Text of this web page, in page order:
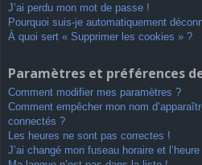
J’ai perdu mon mot de passe !
Pourquoi suis-je automatiquement
À quoi sert « Supprimer les cookies » ?
Paramètres et préférences
Comment modifier mes paramètres ?
Comment empêcher mon nom
connectés ?
Les heures ne sont pas correctes !
J’ai changé mon fuseau horaire et